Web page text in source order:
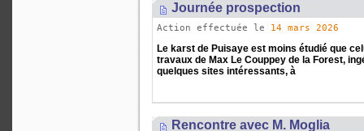
Journée prospection
Action effectuée le 14 mars 2026
Le karst de Puisaye est moins étudié que
travaux de Max Le Couppey de la Forest,
quelques sites intéressants, à
Rencontre avec M. Moglia